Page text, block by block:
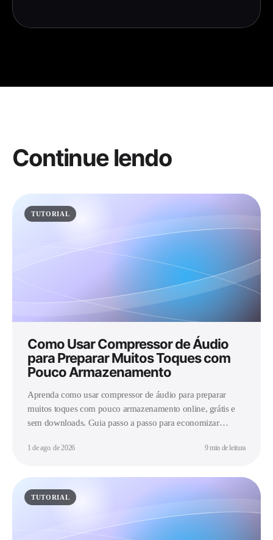
Continue lendo
TUTORIAL
Como Usar Compressor de Áudio
para Preparar Muitos Toques com
Pouco Armazenamento
Aprenda como usar compressor de áudio para preparar
muitos toques com pouco armazenamento online, grátis e
sem downloads. Guia passo a passo para economizar
1 de ago. de 2026 9 min de leitura
TUTORIAL